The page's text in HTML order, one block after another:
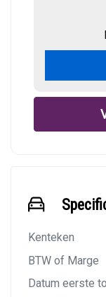
Kenteken
BTW of Marge
Datum eerste